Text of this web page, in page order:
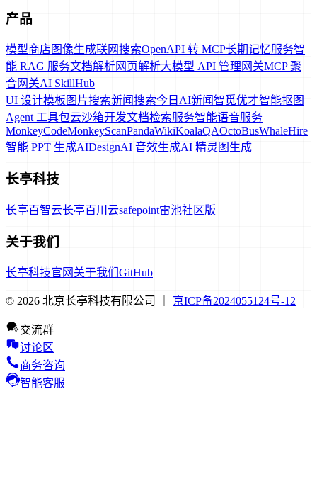
产品
模型商店图像生成联网搜索OpenAPI 转 MCP长期记忆服务智
能 RAG 服务文档解析网页解析大模型 API 管理网关MCP 聚
合网关AI SkillHub
UI 设计模板 图片搜索新闻搜索今日AI新闻智觅优才智能抠图
Agent 工具包云沙箱开发文档检索服务智能语音服务
MonkeyCodeMonkeyScanPandaWikiKoalaQAOctoBusWhaleHire
智能 PPT 生成AIDesignAI 音效生成AI 精灵图生成
长亭科技
长亭百智云长亭百川云safepoint雷池社区版
关于我们
长亭科技官网 关于我们 GitHub
© 2026 北京长亭科技有限公司 ｜ 京ICP备2024055124号-12
交流群
讨论区
商务咨询
智能客服